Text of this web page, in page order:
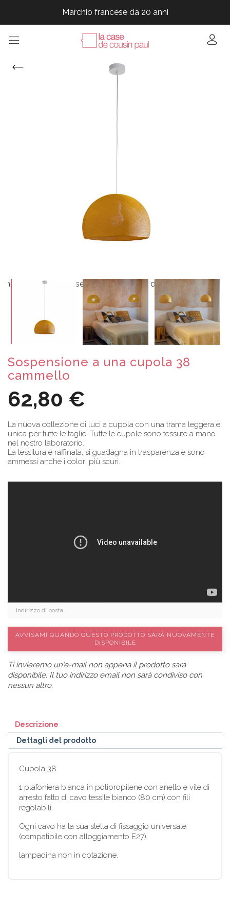
Marchio francese da 20 anni
Marchio francese da 20 anni
Marchio francese da 20 anni
Sospensione a una cupola 38
cammello
62,80 €
La nuova collezione di luci a cupola con una trama leggera e
unica per tutte le taglie. Tutte le cupole sono tessute a mano
nel nostro laboratorio.
La tessitura è raffinata, si guadagna in trasparenza e sono
ammessi anche i colori più scuri.
AVVISAMI QUANDO QUESTO PRODOTTO SARÀ NUOVAMENTE
DISPONIBILE
Ti invieremo un'e-mail non appena il prodotto sarà
disponibile. Il tuo indirizzo email non sarà condiviso con
nessun altro.
Descrizione
Dettagli del prodotto
Cupola 38
1 plafoniera bianca in polipropilene con anello e vite di
arresto fatto di cavo tessile bianco (80 cm) con fili
regolabili.
Ogni cavo ha la sua stella di fissaggio universale
(compatibile con alloggiamento E27).
lampadina non in dotazione.